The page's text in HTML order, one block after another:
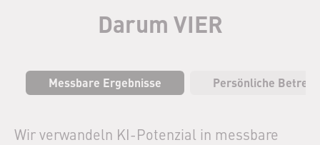
Darum VIER
Messbare Ergebnisse Persönliche
Wir verwandeln KI-Potenzial in messbare